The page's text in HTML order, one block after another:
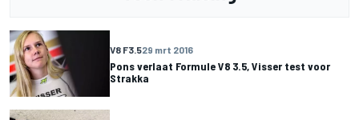
V8 F3.529 mrt 2016
Pons verlaat Formule V8 3.5, Visser test voor
Strakka